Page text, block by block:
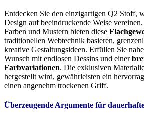
Entdecken Sie den einzigartigen Q2 Stoff,
Design auf beeindruckende Weise
Farben und Mustern bieten diese
traditionellen Webtechnik basieren,
kreative Gestaltungsideen. Erfüllen Sie
Wunsch mit endlosen Dessins und einer
Farbvariationen. Die exklusiven
hergestellt wird, gewährleisten ein
einen angenehm trockenen Griff.
Überzeugende Argumente für